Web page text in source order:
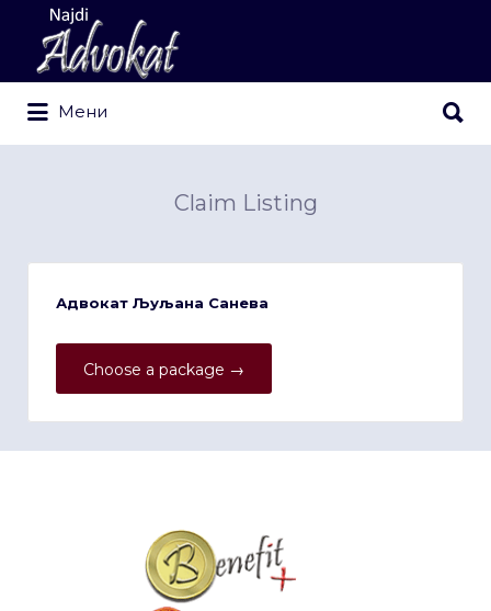
Search
for:
Мени
for:
Claim Listing
Адвокат Љуљана Санева